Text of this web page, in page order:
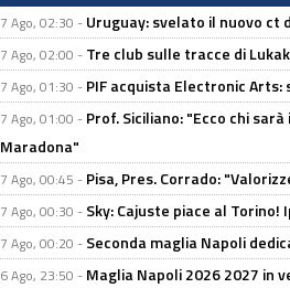
7 Ago, 02:30 - Uruguay: svelato il nuovo ct
7 Ago, 02:00 - Tre club sulle tracce di
7 Ago, 01:30 - PIF acquista Electronic
7 Ago, 01:00 - Prof. Siciliano: "Ecco chi
Maradona"
7 Ago, 00:45 - Pisa, Pres. Corrado:
7 Ago, 00:30 - Sky: Cajuste piace al
7 Ago, 00:20 - Seconda maglia Napoli
6 Ago, 23:50 - Maglia Napoli 2026 2027 in